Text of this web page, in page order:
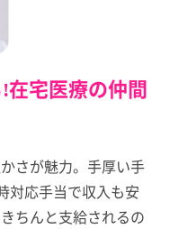
在宅医療の仲間
さが魅力。手厚い手
対応手当で収入も安
ちんと支給されるの